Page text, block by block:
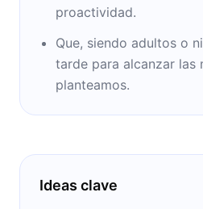
proactividad.
Que, siendo adultos o
tarde para alcanzar las
planteamos.
Ideas clave